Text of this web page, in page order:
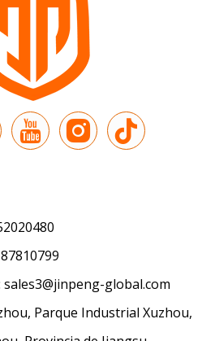
sales3@jinpeng-global.com
Parque Industrial Xuzhou,